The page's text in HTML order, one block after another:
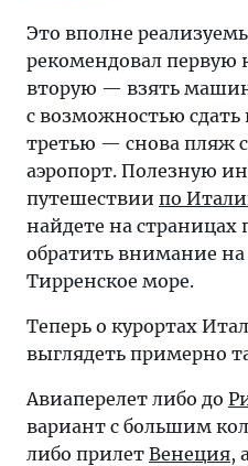
Это вполне
рекомендовал первую
вторую — взять
с возможностью сдать
третью — снова пляж
аэропорт. Полезную
путешествии по
найдете на страницах
обратить внимание
Тирренское море.
Теперь о курортах
выглядеть примерно
Авиаперелет либо до
вариант с большим
либо прилет Венеция,